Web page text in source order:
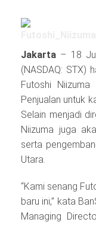
Jakarta – 18
(NASDAQ: STX)
Futoshi
Penjualan untuk
Selain menjadi
Niizuma juga
serta
Utara.
“Kami senang
baru ini,” kata
Managing